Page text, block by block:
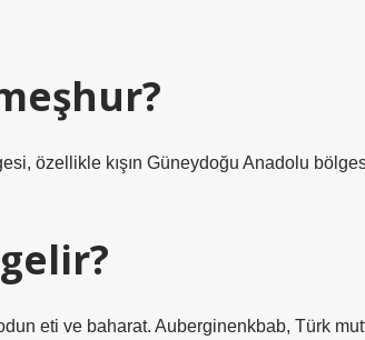
özellikle kışın Güneydoğu Anadolu
eti ve baharat. Auberginenkbab, Türk